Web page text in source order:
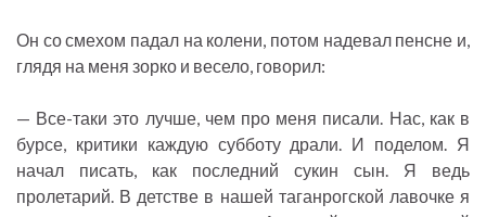
Он со смехом падал на колени, потом надевал пенсне и,
глядя на меня зорко и весело, говорил:
— Все-таки это лучше, чем про меня писали. Нас, как в
бурсе, критики каждую субботу драли. И поделом. Я
начал писать, как последний сукин сын. Я ведь
пролетарий. В детстве в нашей таганрогской лавочке я